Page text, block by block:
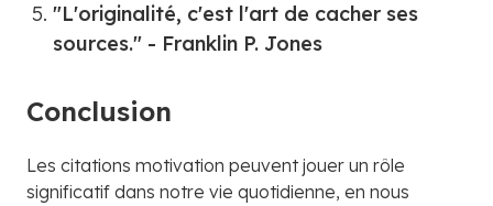
"L'originalité, c'est l'art de cacher ses
sources." - Franklin P. Jones
Conclusion
Les citations motivation peuvent jouer un rôle
significatif dans notre vie quotidienne, en nous